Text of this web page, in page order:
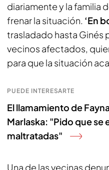
diariamente y la familia
frenar la situación. ‘En
trasladado hasta Ginés
vecinos afectados,
para que la situación
PUEDE INTERESARTE
El llamamiento de
Marlaska: "Pido que se
maltratadas"
Una de las vecinas